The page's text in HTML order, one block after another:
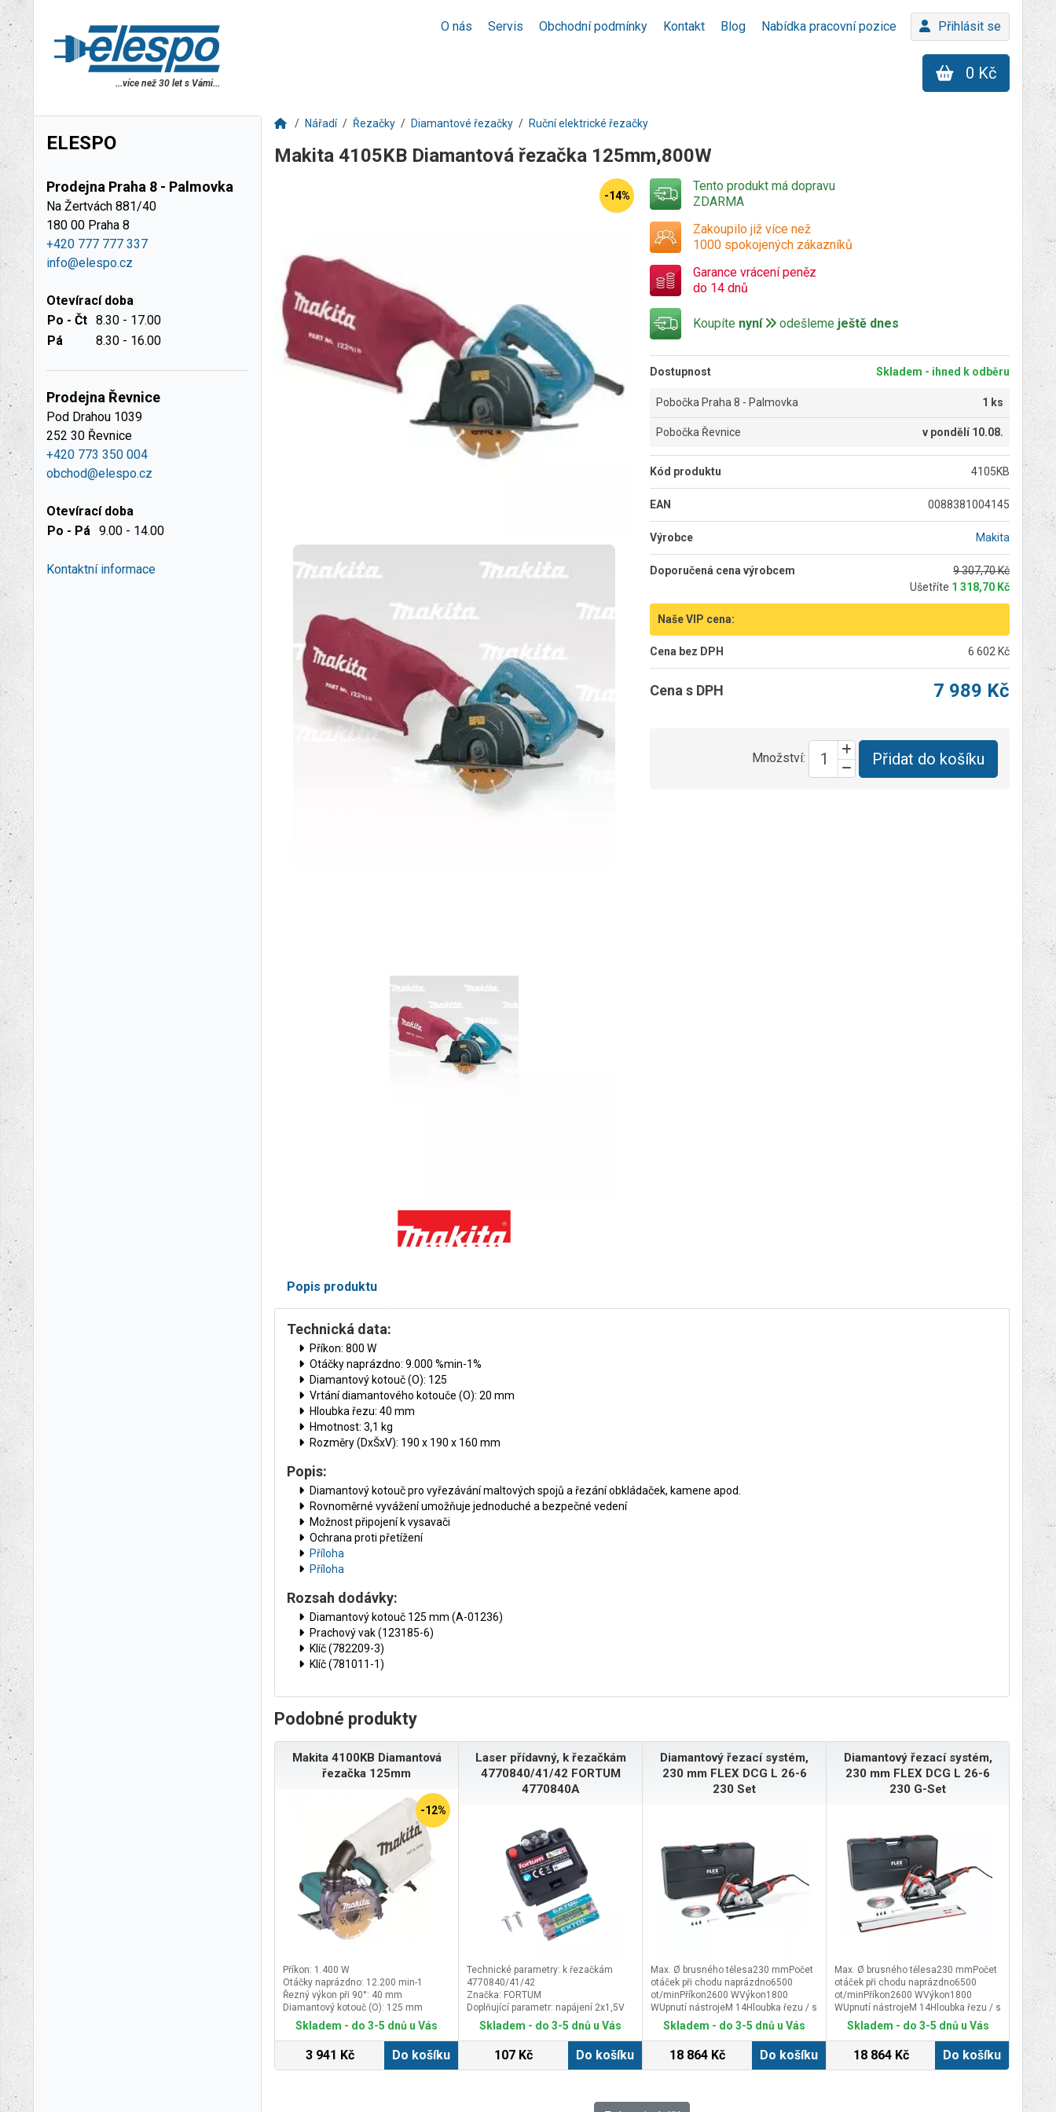
O nás Servis Obchodní podmínky Kontakt Blog Nabídka pracovní pozice Přihlásit se
...více než 30 let s Vámi...
0 Kč
ELESPO
Prodejna Praha 8 - Palmovka
Na Žertvách 881/40
180 00 Praha 8
+420 777 777 337
info@elespo.cz
Otevírací doba
Po - Čt 8.30 - 17.00
Pá
8.30 - 16.00
Prodejna Řevnice
Pod Drahou 1039
252 30 Řevnice
+420 773 350 004
obchod@elespo.cz
Otevírací doba
Po - Pá 9.00 - 14.00
Kontaktní informace
Nářadí Řezačky Diamantové řezačky Ruční elektrické řezačky
Makita 4105KB Diamantová řezačka 125mm,800W
-14%
Tento produkt má dopravu
ZDARMA
Zakoupilo již více než
1000 spokojených zákazníků
Garance vrácení peněz
do 14 dnů
Koupíte nyní odešleme ještě dnes
Dostupnost Skladem - ihned k odběru
Pobočka Praha 8 - Palmovka 1 ks
Pobočka Řevnice v pondělí 10.08.
Kód produktu 4105KB
EAN 0088381004145
Výrobce Makita
Doporučená cena výrobcem
9 307,70 Kč
Ušetříte 1 318,70 Kč
Naše VIP cena:
Cena bez DPH 6 602 Kč
Cena s DPH 7 989 Kč
Množství: Přidat do košíku
Popis produktu
Technická data:
Příkon: 800 W
Otáčky naprázdno: 9.000 %min-1%
Diamantový kotouč (O): 125
Vrtání diamantového kotouče (O): 20 mm
Hloubka řezu: 40 mm
Hmotnost: 3,1 kg
Rozměry (DxŠxV): 190 x 190 x 160 mm
Popis:
Diamantový kotouč pro vyřezávání maltových spojů a řezání obkládaček, kamene apod.
Rovnoměrné vyvážení umožňuje jednoduché a bezpečné vedení
Možnost připojení k vysavači
Ochrana proti přetížení
Příloha
Příloha
Rozsah dodávky:
Diamantový kotouč 125 mm (A-01236)
Prachový vak (123185-6)
Klíč (782209-3)
Klíč (781011-1)
Podobné produkty
Makita 4100KB Diamantová
řezačka 125mm
-12%
Příkon: 1.400 W
Otáčky naprázdno: 12.200 min-1
Řezný výkon při 90°: 40 mm
Diamantový kotouč (O): 125 mm
Skladem - do 3-5 dnů u Vás
3 941 Kč Do košíku
Laser přídavný, k řezačkám
4770840/41/42 FORTUM
4770840A
Technické parametry: k řezačkám
4770840/41/42
Značka: FORTUM
Doplňující parametr: napájení 2x1,5V
AAA baterie, dodáváno včetně baterií a
2ks šroubků potřebných pro instalaci
na řezačku
Skladem - do 3-5 dnů u Vás
107 Kč Do košíku
Diamantový řezací systém,
230 mm FLEX DCG L 26-6
230 Set
Max. Ø brusného tělesa230 mmPočet
otáček při chodu naprázdno6500
ot/minPříkon2600 WVýkon1800
WUpnutí nástrojeM 14Hloubka řezu / s
vodící lištou60 / 55 mmØ upínacího
krčku64 mmDélka kabelu4,0 mRozměr
(d x š x v, včetně odsávacího krytu)610
x 195 x 290 mmHmotnost včetně
odsávacího krytu9,18 kg
Skladem - do 3-5 dnů u Vás
18 864 Kč Do košíku
Diamantový řezací systém,
230 mm FLEX DCG L 26-6
230 G-Set
Max. Ø brusného tělesa230 mmPočet
otáček při chodu naprázdno6500
ot/minPříkon2600 WVýkon1800
WUpnutí nástrojeM 14Hloubka řezu / s
vodící lištou60 / 55 mmØ upínacího
krčku64 mmDélka kabelu4,0 mRozměr
(d x š x v, včetně odsávacího krytu)610
x 195 x 290 mmHmotnost včetně
odsávacího krytu9,18 kg
Skladem - do 3-5 dnů u Vás
18 864 Kč Do košíku